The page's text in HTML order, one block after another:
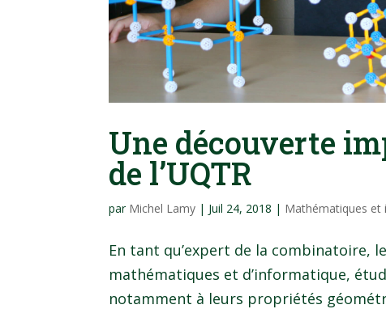
Une découverte
de l’UQTR
par Michel Lamy | Juil 24, 2018 | Mathématiques et
En tant qu’expert de la combinatoire,
mathématiques et d’informatique,
notamment à leurs propriétés